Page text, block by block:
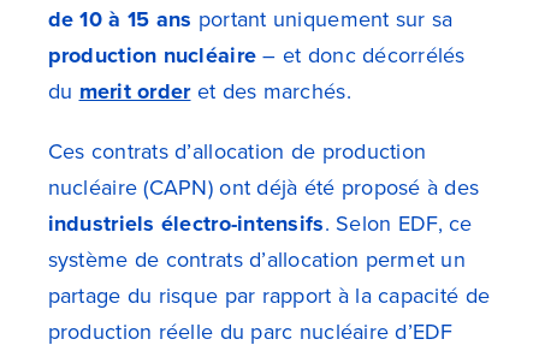
de 10 à 15 ans portant uniquement sur sa
production nucléaire– et donc décorrélés
du merit orderet des marchés.
Ces contrats d’allocation de production
nucléaire (CAPN) ont déjà été proposé à des
industriels électro-intensifs. Selon EDF, ce
système de contrats d’allocation permet un
partage du risque par rapport à la capacité de
production réelle du parc nucléaire d’EDF